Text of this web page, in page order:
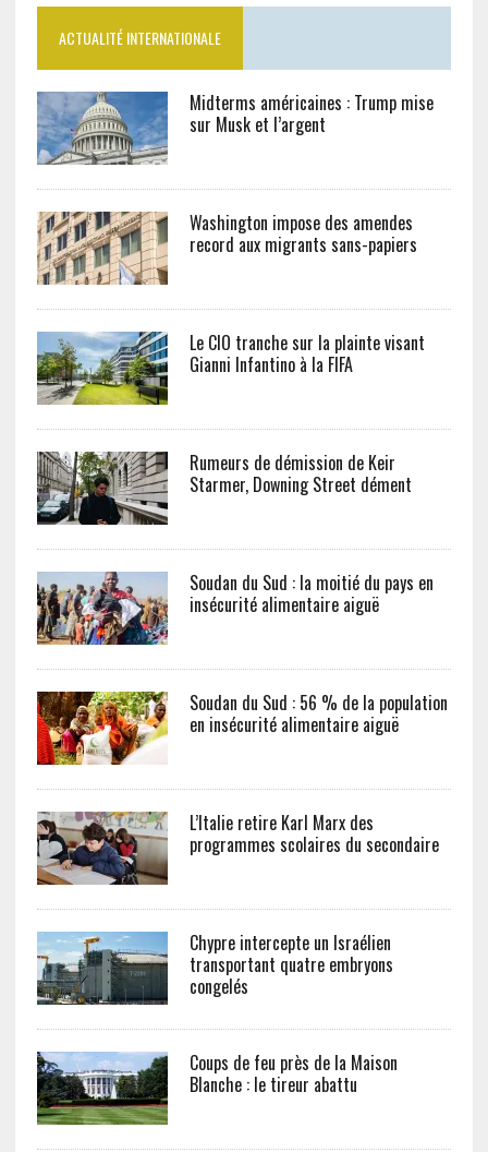
ACTUALITÉ INTERNATIONALE
Midterms américaines : Trump mise
sur Musk et l’argent
Washington impose des amendes
record aux migrants sans-papiers
Le CIO tranche sur la plainte visant
Gianni Infantino à la FIFA
Rumeurs de démission de Keir
Starmer, Downing Street dément
Soudan du Sud : la moitié du pays en
insécurité alimentaire aiguë
Soudan du Sud : 56 % de la population
en insécurité alimentaire aiguë
L’Italie retire Karl Marx des
programmes scolaires du secondaire
Chypre intercepte un Israélien
transportant quatre embryons
congelés
Coups de feu près de la Maison
Blanche : le tireur abattu